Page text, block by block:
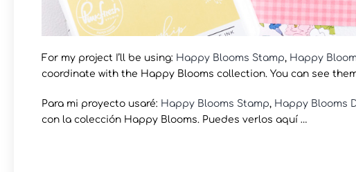
For my project I’ll be using: Happy Blooms Stamp, Happy
coordinate with the Happy Blooms collection. You can see
Para mi proyecto usaré: Happy Blooms Stamp, Happy Blooms
con la colección Happy Blooms. Puedes verlos aquí …